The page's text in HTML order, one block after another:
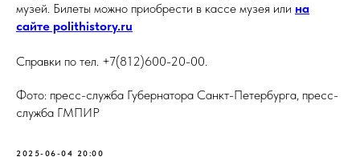
музей. Билеты можно приобрести в кассе музея или на
сайте polithistory.ru
Справки по тел. +7(812)600-20-00.
Фото: пресс-служба Губернатора Санкт-Петербурга, пресс-
служба ГМПИР
2025-06-04 20:00